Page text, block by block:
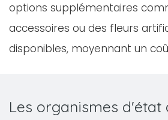
options supplémentaires
accessoires ou des fleurs
disponibles, moyennant un
Les organismes d'état